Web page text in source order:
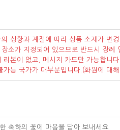
상황과 계절에 따라 상품 소재가 변
소가 지정되어 있으므로 반드시 장례
본이 없고, 메시지 카드만 가능합니
능 국가가 대부분입니다.(화원에 대
축하의 꽃에 마음을 담아 보내세요